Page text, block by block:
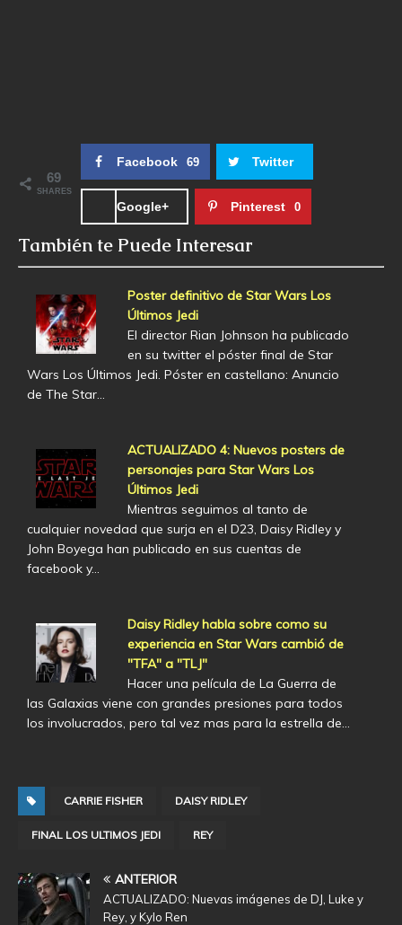
69
SHARES
Facebook 69 Twitter
Google+ Pinterest 0
También te Puede Interesar
Poster definitivo de Star Wars Los
Últimos Jedi
El director Rian Johnson ha publicado
en su twitter el póster final de Star
Wars Los Últimos Jedi. Póster en castellano: Anuncio
de The Star…
ACTUALIZADO 4: Nuevos posters de
personajes para Star Wars Los
Últimos Jedi
Mientras seguimos al tanto de
cualquier novedad que surja en el D23, Daisy Ridley y
John Boyega han publicado en sus cuentas de
facebook y…
Daisy Ridley habla sobre como su
experiencia en Star Wars cambió de
"TFA" a "TLJ"
Hacer una película de La Guerra de
las Galaxias viene con grandes presiones para todos
los involucrados, pero tal vez mas para la estrella de…
CARRIE FISHER DAISY RIDLEY
FINAL LOS ULTIMOS JEDI REY
ANTERIOR
ACTUALIZADO: Nuevas imágenes de DJ, Luke y
Rey, y Kylo Ren